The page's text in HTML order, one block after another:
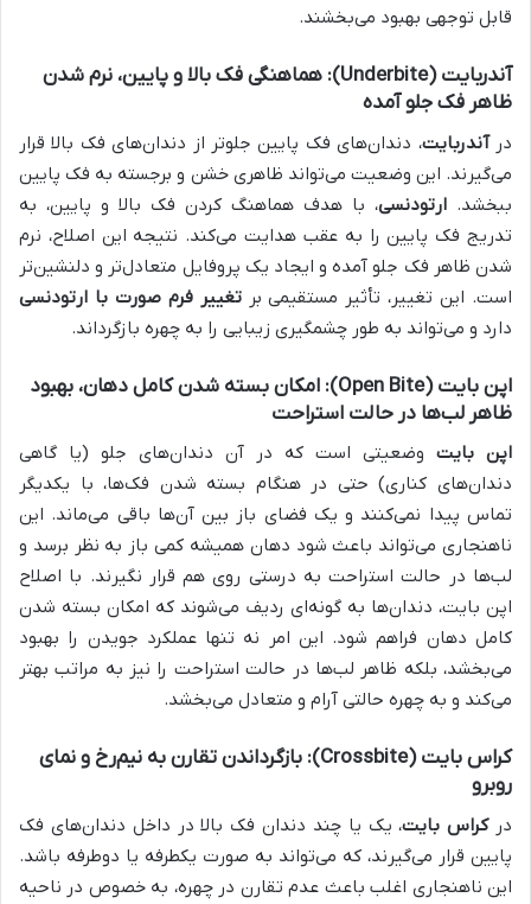
قابل توجهی بهبود می‌بخشند.
آندربایت (Underbite): هماهنگی فک بالا و پایین، نرم شدن
ظاهر فک جلو آمده
درآندربایت، دندان‌های فک پایین جلوتر از دندان‌های فک بالا قرار
می‌گیرند. این وضعیت می‌تواند ظاهری خشن و برجسته به فک پایین
ببخشد. ارتودنسی، با هدف هماهنگ کردن فک بالا و پایین، به
تدریج فک پایین را به عقب هدایت می‌کند. نتیجه این اصلاح، نرم
شدن ظاهر فک جلو آمده و ایجاد یک پروفایل متعادل‌تر و دلنشین‌تر
است. این تغییر، تأثیر مستقیمی برتغییر فرم صورت با ارتودنسی
دارد و می‌تواند به طور چشمگیری زیبایی را به چهره بازگرداند.
اپن بایت (Open Bite): امکان بسته شدن کامل دهان، بهبود
ظاهر لب‌ها در حالت استراحت
اپن بایت وضعیتی است که در آن دندان‌های جلو (یا گاهی
دندان‌های کناری) حتی در هنگام بسته شدن فک‌ها، با یکدیگر
تماس پیدا نمی‌کنند و یک فضای باز بین آن‌ها باقی می‌ماند. این
ناهنجاری می‌تواند باعث شود دهان همیشه کمی باز به نظر برسد و
لب‌ها در حالت استراحت به درستی روی هم قرار نگیرند. با اصلاح
اپن بایت، دندان‌ها به گونه‌ای ردیف می‌شوند که امکان بسته شدن
کامل دهان فراهم شود. این امر نه تنها عملکرد جویدن را بهبود
می‌بخشد، بلکه ظاهر لب‌ها در حالت استراحت را نیز به مراتب بهتر
می‌کند و به چهره حالتی آرام و متعادل می‌بخشد.
کراس بایت (Crossbite): بازگرداندن تقارن به نیم‌رخ و نمای
روبرو
درکراس بایت، یک یا چند دندان فک بالا در داخل دندان‌های فک
پایین قرار می‌گیرند، که می‌تواند به صورت یکطرفه یا دوطرفه باشد.
این ناهنجاری اغلب باعث عدم تقارن در چهره، به خصوص در ناحیه